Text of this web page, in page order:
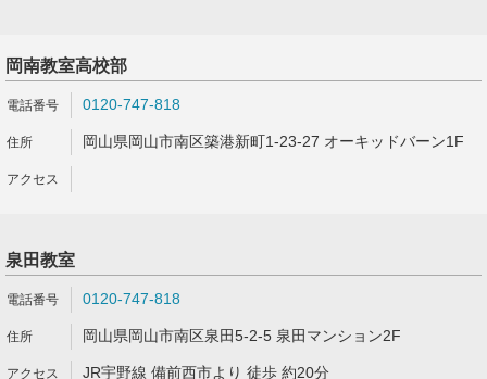
岡南教室高校部
0120-747-818
岡山県岡山市南区築港新町1-23-27 オーキッドバーン1F
泉田教室
0120-747-818
岡山県岡山市南区泉田5-2-5 泉田マンション2F
JR宇野線 備前西市より 徒歩 約20分